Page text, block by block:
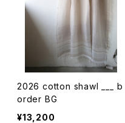
2026 cotton shawl ___ b
order BG
¥13,200